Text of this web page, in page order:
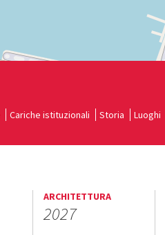
Cariche istituzionali Storia Luoghi
ARCHITETTURA
2027